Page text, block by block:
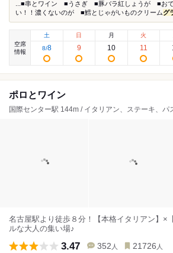
...■串とワイン ■うさぎ ■豚バラ紅しょうが ■おで
い！！濃くないのが ■鱈とじゃがいものクリームグ
空席
情報
土
8/8
日
9
月
10
火
11
ポロとワイン
国際センター駅 144m / イタリアン、ステーキ、パ
名古屋駅より徒歩８分！【本格イタリアン】×
ルな大人の集い場♪
3.47 352 人 21726 人